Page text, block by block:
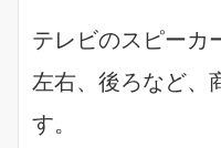
テレビのスピーカ
左右、後ろなど、
す。